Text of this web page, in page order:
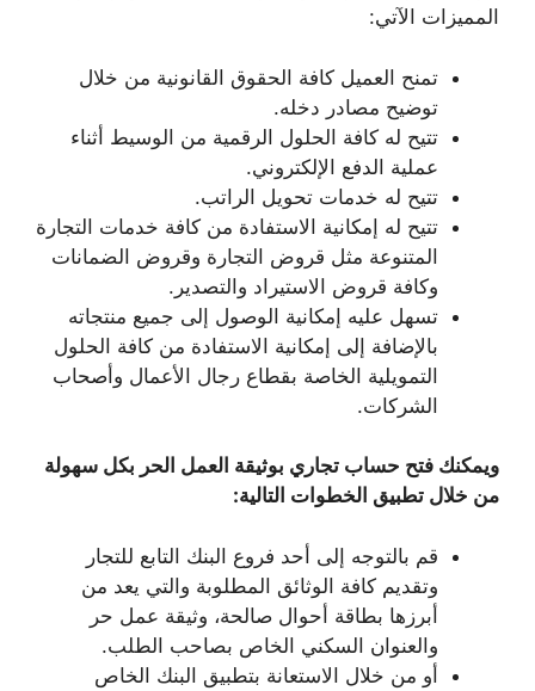
المميزات الآتي:
تمنح العميل كافة الحقوق القانونية من خلال
توضيح مصادر دخله.
تتيح له كافة الحلول الرقمية من الوسيط أثناء
عملية الدفع الإلكتروني.
تتيح له خدمات تحويل الراتب.
تتيح له إمكانية الاستفادة من كافة خدمات التجارة
المتنوعة مثل قروض التجارة وقروض الضمانات
وكافة قروض الاستيراد والتصدير.
تسهل عليه إمكانية الوصول إلى جميع منتجاته
بالإضافة إلى إمكانية الاستفادة من كافة الحلول
التمويلية الخاصة بقطاع رجال الأعمال وأصحاب
الشركات.
ويمكنك فتح حساب تجاري بوثيقة العمل الحر بكل سهولة
من خلال تطبيق الخطوات التالية:
قم بالتوجه إلى أحد فروع البنك التابع للتجار
وتقديم كافة الوثائق المطلوبة والتي يعد من
أبرزها بطاقة أحوال صالحة، وثيقة عمل حر
والعنوان السكني الخاص بصاحب الطلب.
أو من خلال الاستعانة بتطبيق البنك الخاص